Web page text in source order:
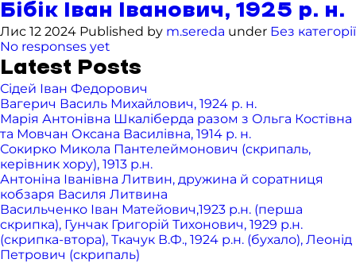
Бібік Іван Іванович, 1925 р. н.
Лис 12 2024 Published by m.sereda under Без категорії
No responses yet
Latest Posts
Сідей Іван Федорович
Вагерич Василь Михайлович, 1924 р. н.
Марія Антонівна Шкаліберда разом з Ольга Костівна
та Мовчан Оксана Василівна, 1914 р. н.
Сокирко Микола Пантелеймонович (скрипаль,
керівник хору), 1913 р.н.
Антоніна Іванівна Литвин, дружина й соратниця
кобзаря Василя Литвина
Васильченко Іван Матейович,1923 р.н. (перша
скрипка), Гунчак Григорій Тихонович, 1929 р.н.
(скрипка-втора), Ткачук В.Ф., 1924 р.н. (бухало), Леонід
Петрович (скрипаль)